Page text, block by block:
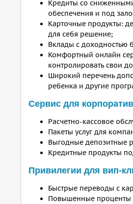
Кредиты со
обеспечения и под
Карточные продукты:
для себя решение;
Вклады с доходностью
Комфортный онлайн
контролировать свои
Широкий перечень
ребенка и другие
Сервис для
Расчетно-кассовое
Пакеты услуг для
Выгодные депозитные
Кредитные продукты
Привилегии для вип-
Быстрые переводы с
Повышенные проценты